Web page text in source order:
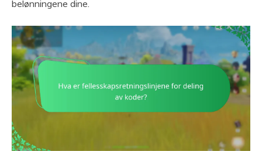
belønningene dine.